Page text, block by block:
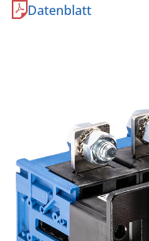
Datenblatt